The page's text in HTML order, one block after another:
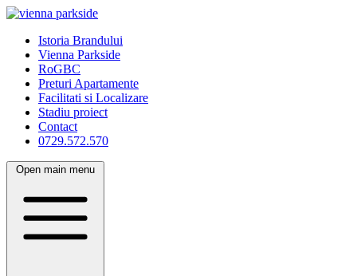
Istoria Brandului
Vienna Parkside
RoGBC
Preturi Apartamente
Facilitati si Localizare
Stadiu proiect
Contact
0729.572.570
Open main menu